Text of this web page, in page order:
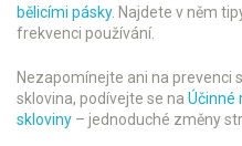
bělicími pásky. Najdete v něm
frekvenci používání.
Nezapomínejte ani na prevenci
sklovina, podívejte se na Účinné
skloviny – jednoduché změny